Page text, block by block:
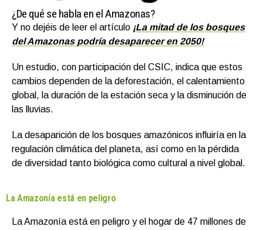
¿De qué se habla en el Amazonas?
Y no dejéis de leer el artículo ¡La mitad de los bosques
del Amazonas podría desaparecer en 2050!
Un estudio, con participación del CSIC, indica que estos
cambios dependen de la deforestación, el calentamiento
global, la duración de la estación seca y la disminución de
las lluvias.
La desaparición de los bosques amazónicos influiría en la
regulación climática del planeta, así como en la pérdida
de diversidad tanto biológica como cultural a nivel global.
La Amazonía está en peligro
La Amazonía está en peligro y el hogar de 47 millones de